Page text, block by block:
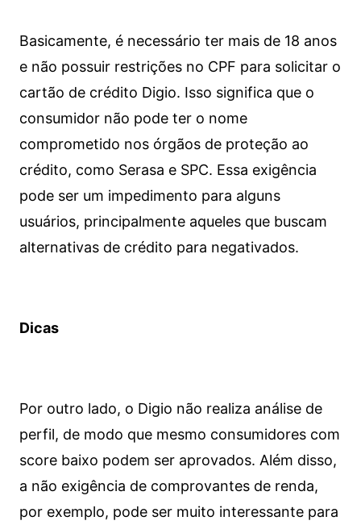
Basicamente, é necessário ter mais de 18 anos
e não possuir restrições no CPF para solicitar o
cartão de crédito Digio. Isso significa que o
consumidor não pode ter o nome
comprometido nos órgãos de proteção ao
crédito, como Serasa e SPC. Essa exigência
pode ser um impedimento para alguns
usuários, principalmente aqueles que buscam
alternativas de crédito para negativados.
Dicas
Por outro lado, o Digio não realiza análise de
perfil, de modo que mesmo consumidores com
score baixo podem ser aprovados. Além disso,
a não exigência de comprovantes de renda,
por exemplo, pode ser muito interessante para